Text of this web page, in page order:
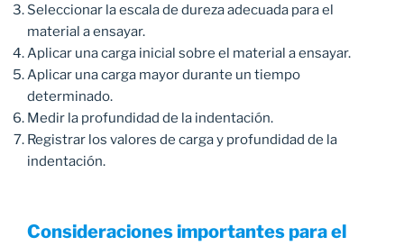
Seleccionar la escala de dureza adecuada para el
material a ensayar.
Aplicar una carga inicial sobre el material a ensayar.
Aplicar una carga mayor durante un tiempo
determinado.
Medir la profundidad de la indentación.
Registrar los valores de carga y profundidad de la
indentación.
Consideraciones importantes para el